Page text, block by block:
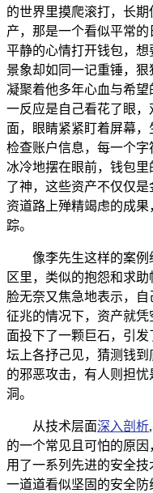
的世界里摸爬滚打，长
产，那是一个看似平常
平静的心情打开钱包，
景象却如同一记重锤，狠
凝聚着他多年心血与希
一反应是自己看花了眼
面，眼睛紧紧盯着屏幕
检查账户信息，每一个
冰冷地摆在眼前，钱包
了神，这些资产不仅仅
资道路上殚精竭虑的成
踪。
像李先生这样的案
区里，类似的抱怨和求
脸无奈又焦急地表示，
征兆的情况下，资产就
面投下了一颗巨石，引
坛上各抒己见，猜测钱
的邪恶攻击，有人则担
洞。
从技术层面深入剖析
的一个常见且可怕的原
用了一系列先进的安全
一道道看似坚固的安全